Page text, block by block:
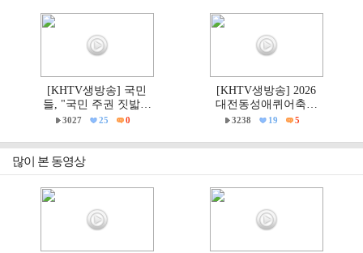
[KHTV생방송] 국민
들, "국민 주권 짓밟힌
6·3지방선거, 재선거하
하라!"
3027 25 0
[KHTV생방송] 2026
대전동성애퀴어축제
& 2026 거룩한방파제
대회' 현장
3238 19 5
많이 본 동영상